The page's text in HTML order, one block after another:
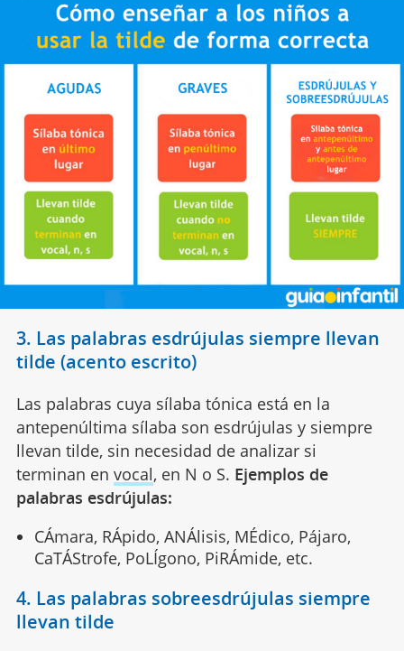
3. Las palabras esdrújulas siempre llevan
tilde (acento escrito)
Las palabras cuya sílaba tónica está en la
antepenúltima sílaba son esdrújulas y siempre
llevan tilde, sin necesidad de analizar si
terminan en vocal, en N o S. Ejemplos de
palabras esdrújulas:
CÁmara, RÁpido, ANÁlisis, MÉdico, Pájaro,
CaTÁStrofe, PoLÍgono, PiRÁmide, etc.
4. Las palabras sobreesdrújulas siempre
llevan tilde